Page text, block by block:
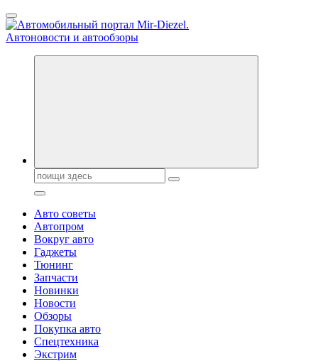
Перейти
к
содержанию
Справочник автомобилиста. Обзор новинок популярных
Поиск:
Авто советы
Автопром
Вокруг авто
Гаджеты
Тюнинг
Запчасти
Новинки
Новости
Обзоры
Покупка авто
Спецтехника
Экстрим